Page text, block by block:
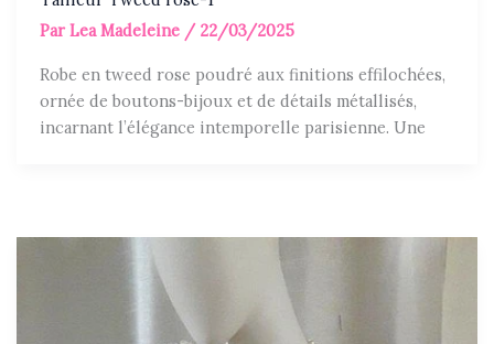
ParLea Madeleine / 22/03/2025
Robe en tweed rose poudré aux finitions effilochées,
ornée de boutons-bijoux et de détails métallisés,
incarnant l’élégance intemporelle parisienne. Une